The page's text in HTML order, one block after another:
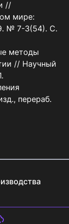
//
мире:
№ 7-3(54). С.
// Научный
перераб.